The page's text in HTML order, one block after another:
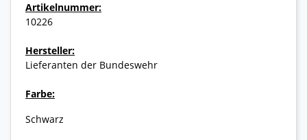
Artikelnummer:
10226
Hersteller:
Lieferanten der Bundeswehr
Farbe:
Schwarz